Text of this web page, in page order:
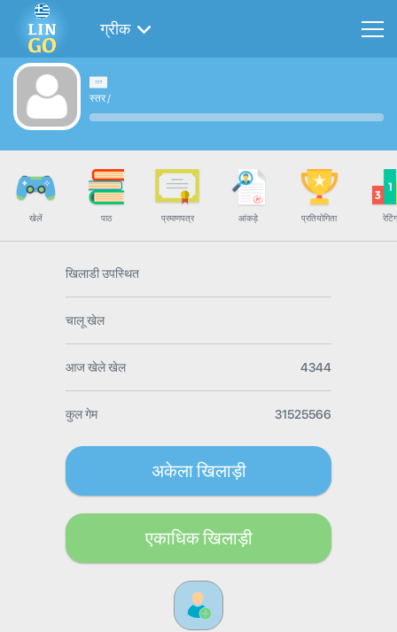
ग्रीक
स्तर/
खेलें पाठ प्रमाणपत्र आंकड़े प्रतियोगिता रेटिंग
खिलाडी उपस्थित
चालू खेल
आज खेले खेल 4344
कुल गेम 31525566
अकेला खिलाड़ी
एकाधिक खिलाड़ी